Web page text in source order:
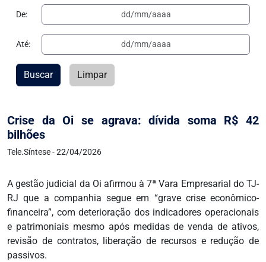
Crise da Oi se agrava: dívida soma R$ 42
bilhões
Tele.Síntese - 22/04/2026
A gestão judicial da Oi afirmou à 7ª Vara Empresarial do TJ-
RJ que a companhia segue em “grave crise econômico-
financeira”, com deterioração dos indicadores operacionais
e patrimoniais mesmo após medidas de venda de ativos,
revisão de contratos, liberação de recursos e redução de
passivos.
De:
Até:
Buscar Limpar